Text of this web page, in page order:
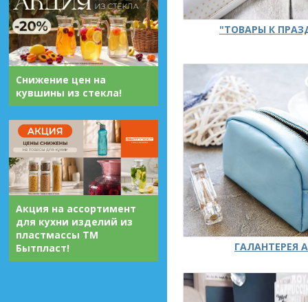
Снижение цен на
кувшины из стекла!
Акция на ассортимент
для кухни изделий из
пластмассы ТМ
Бытпласт!
"ТОВАРЫ К
ГАЛАНТЕРЕЯ